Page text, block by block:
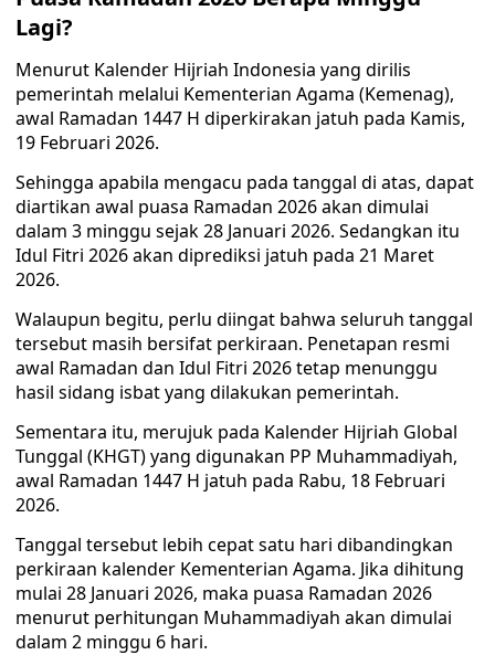
Lagi?
Menurut Kalender Hijriah Indonesia yang dirilis
pemerintah melalui Kementerian Agama (Kemenag),
awal Ramadan 1447 H diperkirakan jatuh pada Kamis,
19 Februari 2026.
Sehingga apabila mengacu pada tanggal di atas, dapat
diartikan awal puasa Ramadan 2026 akan dimulai
dalam 3 minggu sejak 28 Januari 2026. Sedangkan itu
Idul Fitri 2026 akan diprediksi jatuh pada 21 Maret
2026.
Walaupun begitu, perlu diingat bahwa seluruh tanggal
tersebut masih bersifat perkiraan. Penetapan resmi
awal Ramadan dan Idul Fitri 2026 tetap menunggu
hasil sidang isbat yang dilakukan pemerintah.
Sementara itu, merujuk pada Kalender Hijriah Global
Tunggal (KHGT) yang digunakan PP Muhammadiyah,
awal Ramadan 1447 H jatuh pada Rabu, 18 Februari
2026.
Tanggal tersebut lebih cepat satu hari dibandingkan
perkiraan kalender Kementerian Agama. Jika dihitung
mulai 28 Januari 2026, maka puasa Ramadan 2026
menurut perhitungan Muhammadiyah akan dimulai
dalam 2 minggu 6 hari.